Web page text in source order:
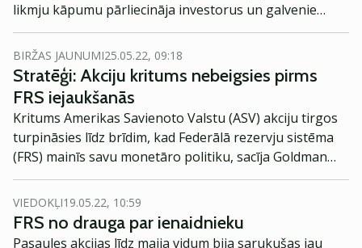
likmju kāpumu pārliecināja investorus un galvenie
akciju indeksi sāka kāpt.
BIRŽAS JAUNUMI25.05.22, 09:18
Stratēģi: Akciju kritums nebeigsies pirms
FRS iejaukšanās
Kritums Amerikas Savienoto Valstu (ASV) akciju tirgos
turpināsies līdz brīdim, kad Federālā rezervju sistēma
(FRS) mainīs savu monetāro politiku, sacīja Goldman
Sachs un Bank of America stratēģi, norāda Bloomberg.
VIEDOKĻI19.05.22, 10:59
FRS no drauga par ienaidnieku
Pasaules akcijas līdz maija vidum bija sarukušas jau